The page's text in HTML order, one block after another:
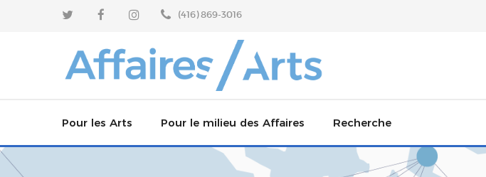
(416) 869-3016
Pour les Arts
Développer des partenariats avec les entreprises
Pour le milieu des Affaires
Pourquoi investir dans les arts
Recherche
Sondage Arts